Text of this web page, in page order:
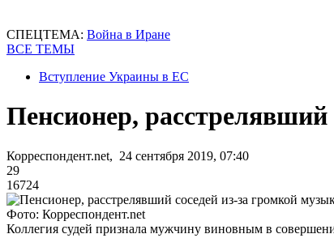
СПЕЦТЕМА: Война в Иране
ВСЕ ТЕМЫ
Вступление Украины в ЕС
Пенсионер, расстрелявший
Корреспондент.net, 24 сентября 2019, 07:40
29
16724
Фото: Корреспондент.net
Коллегия судей признала мужчину виновным в